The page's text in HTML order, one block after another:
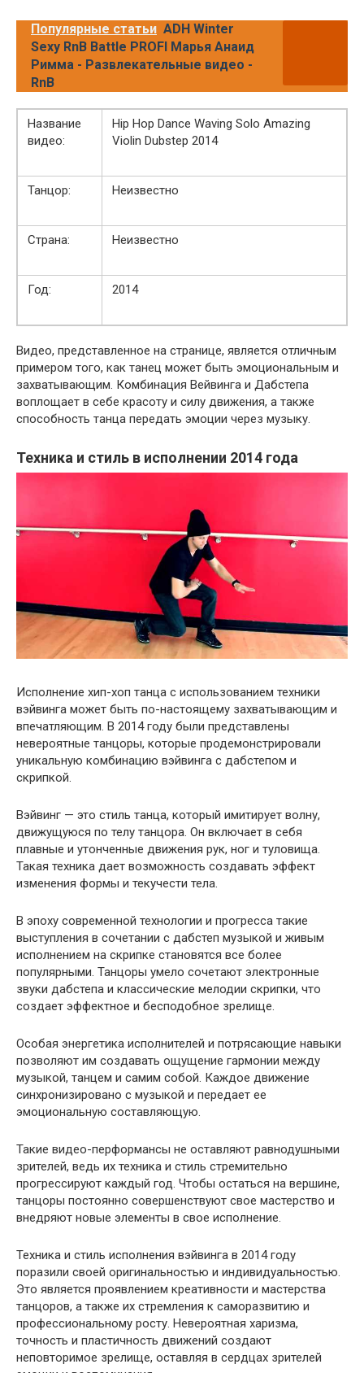
Популярные статьи ADH Winter
Sexy RnB Battle PROFI Марья Анаид
Римма - Развлекательные видео -
RnB
Название
видео:
Hip Hop Dance Waving Solo Amazing
Violin Dubstep 2014
Танцор: Неизвестно
Страна: Неизвестно
Год: 2014
Видео, представленное на странице, является отличным
примером того, как танец может быть эмоциональным и
захватывающим. Комбинация Вейвинга и Дабстепа
воплощает в себе красоту и силу движения, а также
способность танца передать эмоции через музыку.
Техника и стиль в исполнении 2014 года
Исполнение хип-хоп танца с использованием техники
вэйвинга может быть по-настоящему захватывающим и
впечатляющим. В 2014 году были представлены
невероятные танцоры, которые продемонстрировали
уникальную комбинацию вэйвинга с дабстепом и
скрипкой.
Вэйвинг — это стиль танца, который имитирует волну,
движущуюся по телу танцора. Он включает в себя
плавные и утонченные движения рук, ног и туловища.
Такая техника дает возможность создавать эффект
изменения формы и текучести тела.
В эпоху современной технологии и прогресса такие
выступления в сочетании с дабстеп музыкой и живым
исполнением на скрипке становятся все более
популярными. Танцоры умело сочетают электронные
звуки дабстепа и классические мелодии скрипки, что
создает эффектное и бесподобное зрелище.
Особая энергетика исполнителей и потрясающие навыки
позволяют им создавать ощущение гармонии между
музыкой, танцем и самим собой. Каждое движение
синхронизировано с музыкой и передает ее
эмоциональную составляющую.
Такие видео-перформансы не оставляют равнодушными
зрителей, ведь их техника и стиль стремительно
прогрессируют каждый год. Чтобы остаться на вершине,
танцоры постоянно совершенствуют свое мастерство и
внедряют новые элементы в свое исполнение.
Техника и стиль исполнения вэйвинга в 2014 году
поразили своей оригинальностью и индивидуальностью.
Это является проявлением креативности и мастерства
танцоров, а также их стремления к саморазвитию и
профессиональному росту. Невероятная харизма,
точность и пластичность движений создают
неповторимое зрелище, оставляя в сердцах зрителей